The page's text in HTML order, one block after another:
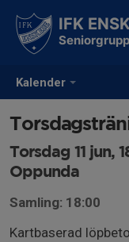
Kalender
IFK
Torsdag 11 jun,
Oppunda
Samling: 18:00
Kartbaserad